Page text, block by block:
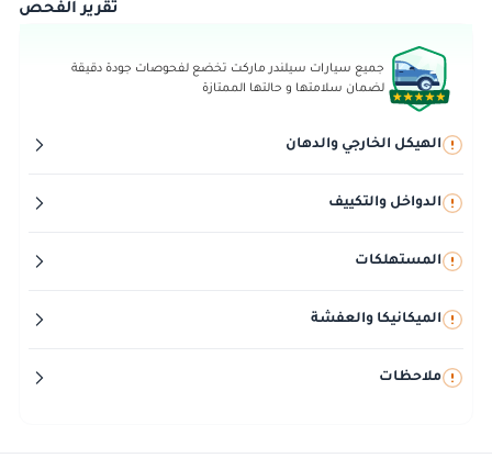
تقرير الفحص
جميع سيارات سيلندر ماركت تخضع لفحوصات جودة دقيقة
لضمان سلامتها و حالتها الممتازة
الهيكل الخارجي والدهان
الدواخل والتكييف
المستهلكات
الميكانيكا والعفشة
ملاحظات